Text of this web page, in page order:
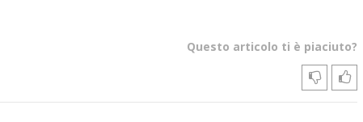
Questo articolo ti è piaciuto?